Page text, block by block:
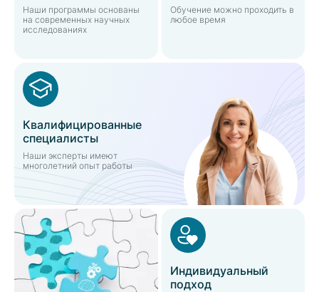
Наши программы основаны
на современных научных
исследованиях
Квалифицированные
специалисты
Наши эксперты имеют
многолетний опыт работы
Обучение можно проходить в
любое время
Индивидуальный
подход